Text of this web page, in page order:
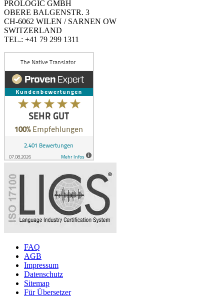
PROLOGIC GMBH
OBERE BALGENSTR. 3
CH-6062 WILEN / SARNEN OW
SWITZERLAND
TEL.: +41 79 299 1311
FAQ
AGB
Impressum
Datenschutz
Sitemap
Für Übersetzer